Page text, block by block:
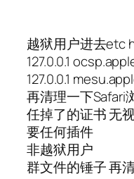
越狱用户进去etc
127.0.0.1
127.0.0.1
再清理一下Safari
任掉了的证书 无
要任何插件
非越狱用户
群文件的锤子 再